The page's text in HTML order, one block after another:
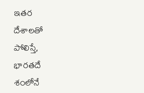
ఇతర
దేశాలతో
పోలిస్తే,
భారతదే
శంలోనే